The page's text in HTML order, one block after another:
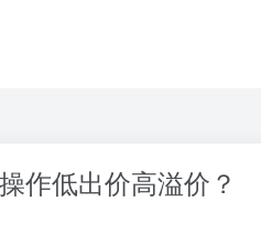
作低出价高溢价？